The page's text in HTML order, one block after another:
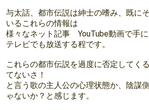
与太話、都市伝説は紳士の嗜み、既に
いるこれらの情報は
様々なネット記事 YouTube動画で手に
テレビでも放送する程です。
これらの都市伝説を過度に否定してく
てないさ！
と言う歌の主人公の心理状態か、陰謀
ゃないか？と感じます。